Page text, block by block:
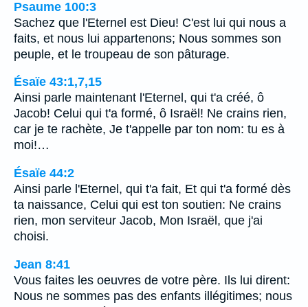
Psaume 100:3
Sachez que l'Eternel est Dieu! C'est lui qui nous a
faits, et nous lui appartenons; Nous sommes son
peuple, et le troupeau de son pâturage.
Ésaïe 43:1,7,15
Ainsi parle maintenant l'Eternel, qui t'a créé, ô
Jacob! Celui qui t'a formé, ô Israël! Ne crains rien,
car je te rachète, Je t'appelle par ton nom: tu es à
moi!…
Ésaïe 44:2
Ainsi parle l'Eternel, qui t'a fait, Et qui t'a formé dès
ta naissance, Celui qui est ton soutien: Ne crains
rien, mon serviteur Jacob, Mon Israël, que j'ai
choisi.
Jean 8:41
Vous faites les oeuvres de votre père. Ils lui dirent:
Nous ne sommes pas des enfants illégitimes; nous